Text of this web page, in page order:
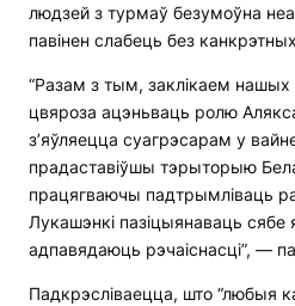
людзей з турмаў безумоўна
павінен слабець без
“Разам з тым, заклікаем
цвяроза ацэньваць ролю
з’яўляецца суагрэсарам у
прадаставіўшы тэрыторыю
працягваючы падтрымліваць
Лукашэнкі пазіцыянаваць сябе
адпавядаюць рэчаіснасці”, —
Падкрэсліваецца, што “любыя